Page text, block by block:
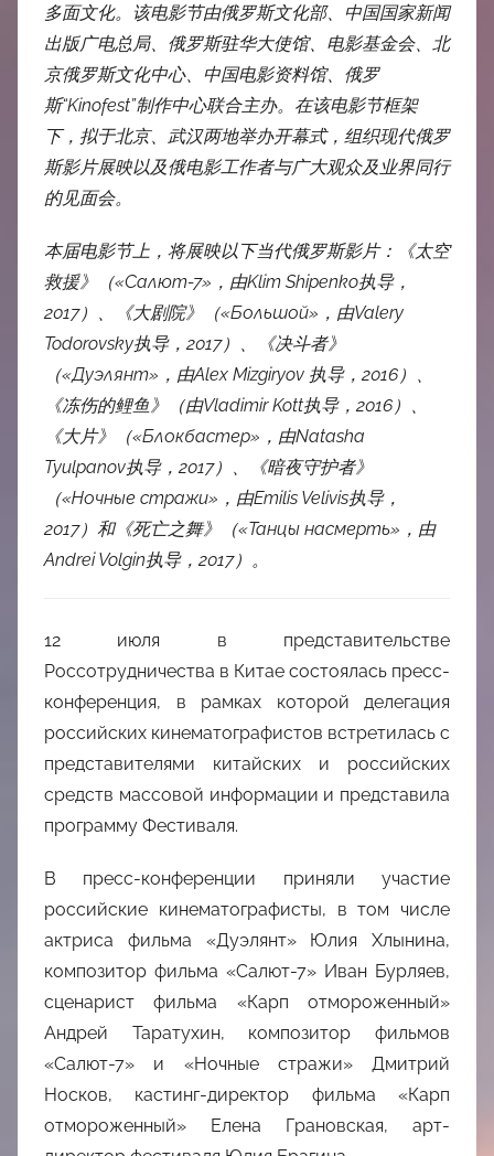
多面文化。该电影节由俄罗斯文化部、中国国家新闻
出版广电总局、 俄罗斯驻华大使馆、电影基金会、北
京俄罗斯文化中心、中国电影资料馆、俄罗
斯“Kinofest”制作中心联合主办。在该电影节框架
下，拟于北京、武汉两地举办开幕式，组织现代俄罗
斯影片展映以及俄电影工作者与广大观众及业界同行
的见面会。
本届电影节上，将展映以下当代俄罗斯影片：《太空
救援》（«Салют-7» ，由Klim Shipenko执导，
2017）、《大剧院》（«Большой» ，由Valery
Todorovsky执导， 2017）、《决斗者》
（«Дуэлянт» ，由Alex Mizgiryov 执导， 2016 ）、
《冻伤的鲤鱼》（由Vladimir Kott执导， 2016 ）、
《大片》（«Блокбастер» ，由Natasha
Tyulpanov执导， 2017）、《暗夜守护者》
（«Ночные стражи» ，由Emilis Velivis执导，
2017）和《死亡之舞》（«Танцы насмерть» ，由
Andrei Volgin执导， 2017）。
12 июля в представительстве
Россотрудничества в Китае состоялась пресс-
конференция, в рамках которой делегация
российских кинематографистов встретилась с
представителями китайских и российских
средств массовой информации и представила
программу Фестиваля.
В пресс-конференции приняли участие
российские кинематографисты, в том числе
актриса фильма «Дуэлянт» Юлия Хлынина,
композитор фильма «Салют-7» Иван Бурляев,
сценарист фильма «Карп отмороженный»
Андрей Таратухин, композитор фильмов
«Салют-7» и «Ночные стражи» Дмитрий
Носков, кастинг-директор фильма «Карп
отмороженный» Елена Грановская, арт-